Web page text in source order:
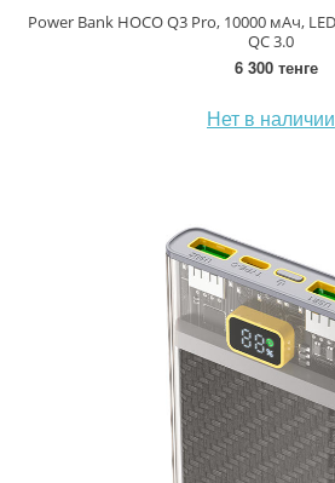
Power Bank HOCO Q3 Pro, 10000 мАч,
QC 3.0
6 300 тенге
Нет в наличии